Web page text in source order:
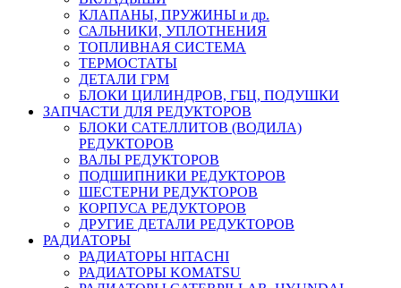
КЛАПАНЫ, ПРУЖИНЫ и др.
САЛЬНИКИ, УПЛОТНЕНИЯ
ТОПЛИВНАЯ СИСТЕМА
ТЕРМОСТАТЫ
ДЕТАЛИ ГРМ
БЛОКИ ЦИЛИНДРОВ, ГБЦ, ПОДУШКИ
ЗАПЧАСТИ ДЛЯ РЕДУКТОРОВ
БЛОКИ САТЕЛЛИТОВ (ВОДИЛА)
РЕДУКТОРОВ
ВАЛЫ РЕДУКТОРОВ
ПОДШИПНИКИ РЕДУКТОРОВ
ШЕСТЕРНИ РЕДУКТОРОВ
КОРПУСА РЕДУКТОРОВ
ДРУГИЕ ДЕТАЛИ РЕДУКТОРОВ
РАДИАТОРЫ
РАДИАТОРЫ HITACHI
РАДИАТОРЫ KOMATSU